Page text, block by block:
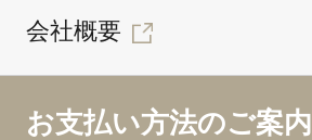
会社概要
お支払い方法のご案内